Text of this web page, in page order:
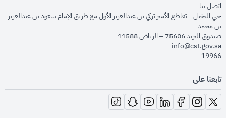
اتصل بنا
حي النخيل - تقاطع الأمير تركي بن عبدالعزيز الأول مع طريق الإمام سعود بن عبدالعزيز
بن محمد
صندوق البريد 75606 – الرياض 11588
info@cst.gov.sa
19966
تابعنا على
opens in new window
opens in new window
opens in new window
opens in new window
opens in new window
opens in new window
opens in new window